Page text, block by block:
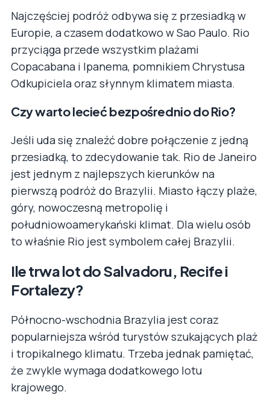
Najczęściej podróż odbywa się z przesiadką w
Europie, a czasem dodatkowo w Sao Paulo. Rio
przyciąga przede wszystkim plażami
Copacabana i Ipanema, pomnikiem Chrystusa
Odkupiciela oraz słynnym klimatem miasta.
Czy warto lecieć bezpośrednio do Rio?
Jeśli uda się znaleźć dobre połączenie z jedną
przesiadką, to zdecydowanie tak. Rio de Janeiro
jest jednym z najlepszych kierunków na
pierwszą podróż do Brazylii. Miasto łączy plaże,
góry, nowoczesną metropolię i
południowoamerykański klimat. Dla wielu osób
to właśnie Rio jest symbolem całej Brazylii.
Ile trwa lot do Salvadoru, Recife i
Fortalezy?
Północno-wschodnia Brazylia jest coraz
popularniejsza wśród turystów szukających plaż
i tropikalnego klimatu. Trzeba jednak pamiętać,
że zwykle wymaga dodatkowego lotu
krajowego.